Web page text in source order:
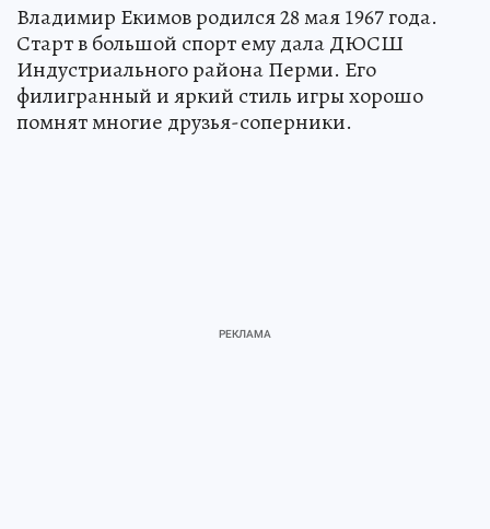
Владимир Екимов родился 28 мая 1967 года.
Старт в большой спорт ему дала ДЮСШ
Индустриального района Перми. Его
филигранный и яркий стиль игры хорошо
помнят многие друзья-соперники.